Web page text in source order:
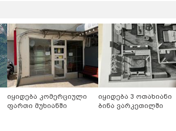
იყიდება კომერციული
ფართი მუხიანში
იყიდება 3 ოთახიანი
ბინა ვარკეთილში